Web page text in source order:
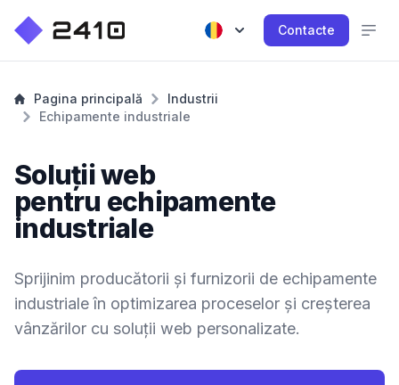
Contacte
Pagina principală
Industrii
Echipamente industriale
Soluții web
pentru echipamente
industriale
Sprijinim producătorii și furnizorii de echipamente
industriale în optimizarea proceselor și creșterea
vânzărilor cu soluții web personalizate.